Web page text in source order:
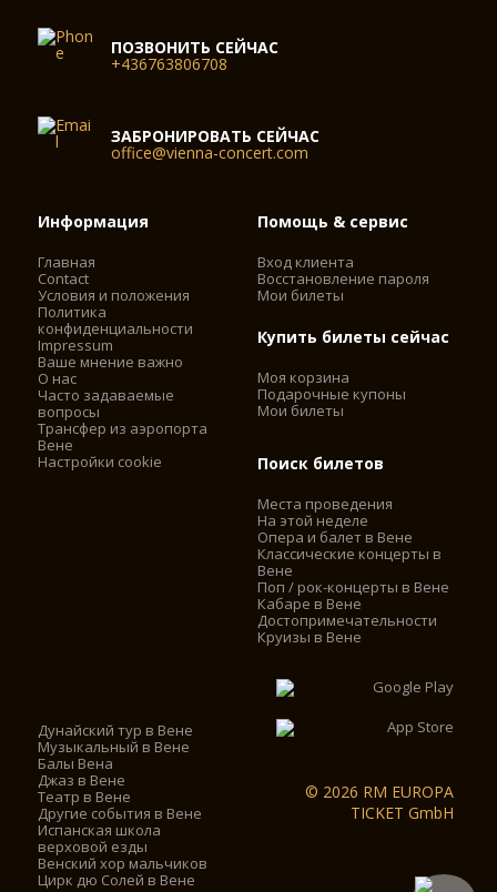
ПОЗВОНИТЬ СЕЙЧАС
+436763806708
ЗАБРОНИРОВАТЬ СЕЙЧАС
office@vienna-concert.com
Информация
Главная
Contact
Условия и положения
Политика
конфиденциальности
Impressum
Ваше мнение важно
О нас
Часто задаваемые
вопросы
Трансфер из аэропорта
Вене
Настройки cookie
Помощь & сервис
Вход клиента
Восстановление пароля
Мои билеты
Купить билеты сейчас
Моя корзина
Подарочные купоны
Мои билеты
Поиск билетов
Места проведения
На этой неделе
Опера и балет в Вене
Классические концерты в
Вене
Поп / рок-концерты в Вене
Кабаре в Вене
Достопримечательности
Круизы в Вене
Дунайский тур в Вене
Музыкальный в Вене
Балы Вена
Джаз в Вене
Театр в Вене
Другие события в Вене
Испанская школа
верховой езды
Венский хор мальчиков
Цирк дю Солей в Вене
© 2026 RM EUROPA
TICKET GmbH